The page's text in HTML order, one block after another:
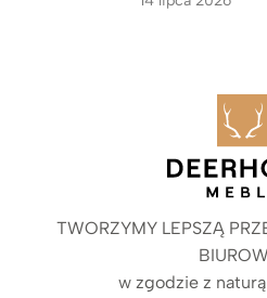
TWORZYMY LEPSZĄ
w zgodzie z